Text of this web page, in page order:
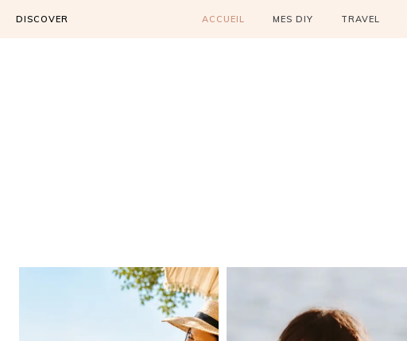
DISCOVER ACCUEIL MES DIY TRAVEL